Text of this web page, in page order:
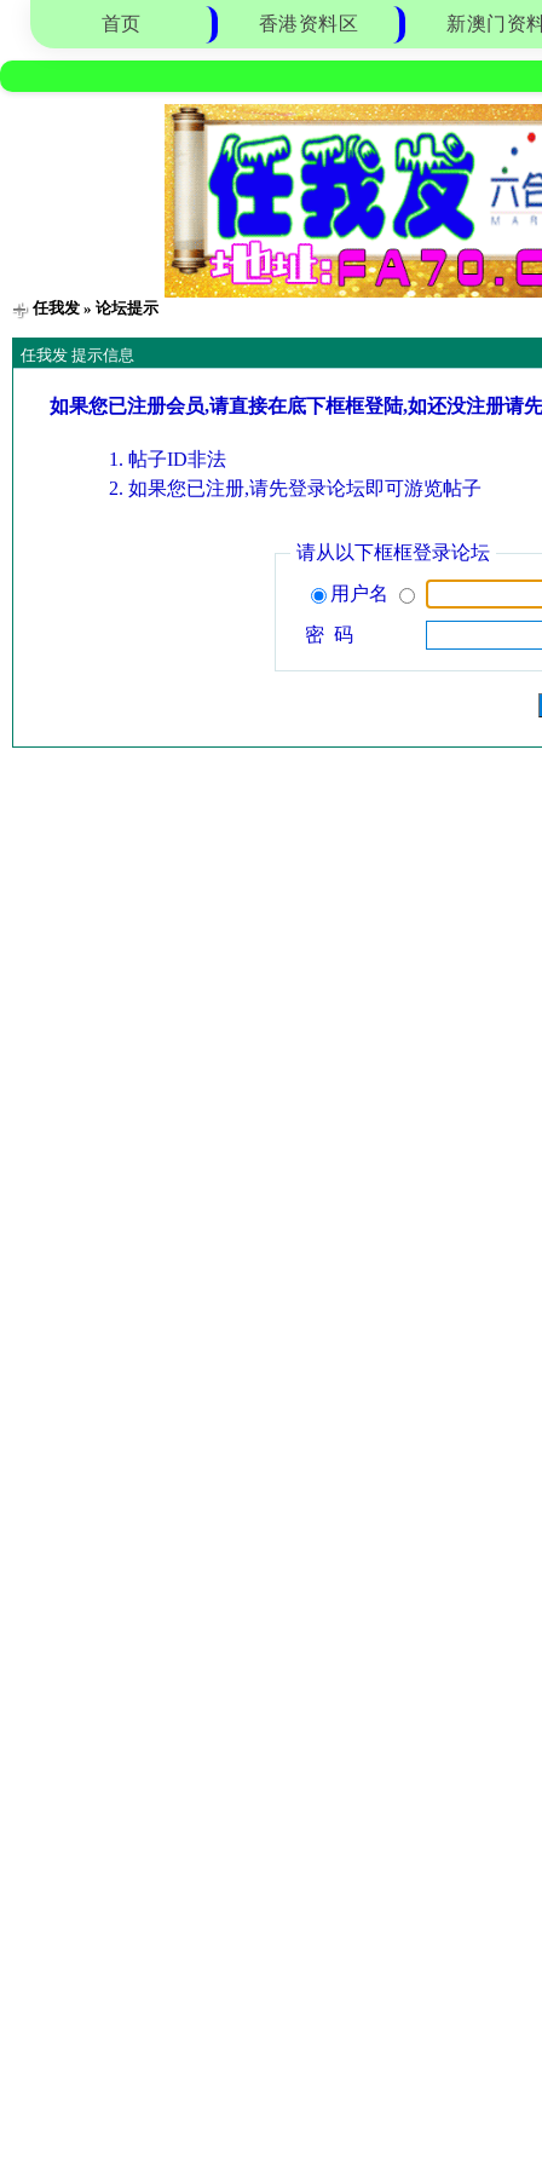
首页 香港资料区 新澳门资
任我发» 论坛提示
任我发 提示信息
如果您已注册会员,请直接在底下框框登陆,如还没注册请
帖子ID非法
如果您已注册,请先登录论坛即可游览帖子
请从以下框框登录论坛
用户名
密 码